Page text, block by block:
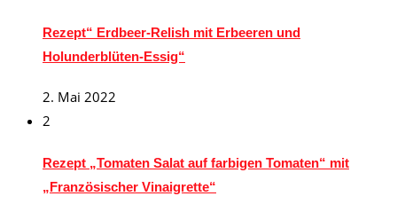
Rezept“ Erdbeer-Relish mit Erbeeren und
Holunderblüten-Essig“
2. Mai 2022
2
Rezept „Tomaten Salat auf farbigen Tomaten“ mit
„Französischer Vinaigrette“